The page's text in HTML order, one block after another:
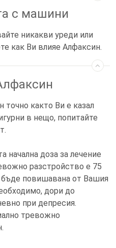
с машини
никакви уреди или
как Ви влияе Алфаксин.
точно както Ви е казал
в нещо, попитайте
начална доза за лечение
разстройство е 75
повишавана от Вашия
дори до
при депресия.
тревожно